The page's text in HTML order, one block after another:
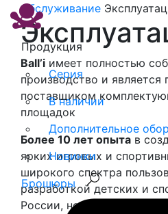
Продукция
Серия
В наличии
Дополнительное
Новинки
Брошюры
Обслуживание
Ball’i имеет полностью
производство и
поставщиком
площадок
Более 10 лет опыта в
ярких игровых и
широкого спектра
разработкой детских и
России, но уже давно